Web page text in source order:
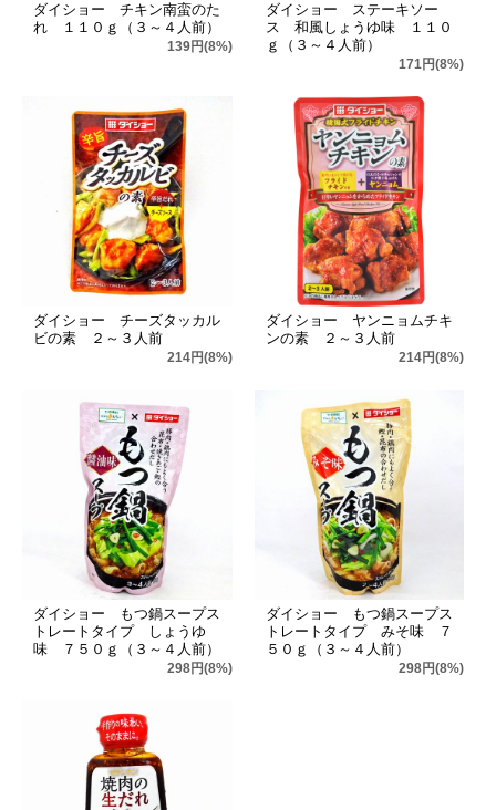
ダイショー チキン南蛮のた
れ １１０ｇ（３～４人前）
139円(8%)
ダイショー ステーキソー
ス 和風しょうゆ味 １１０
ｇ（３～４人前）
171円(8%)
ダイショー チーズタッカル
ビの素 ２～３人前
214円(8%)
ダイショー ヤンニョムチキ
ンの素 ２～３人前
214円(8%)
ダイショー もつ鍋スープス
トレートタイプ しょうゆ
味 ７５０ｇ（３～４人前）
298円(8%)
ダイショー もつ鍋スープス
トレートタイプ みそ味 ７
５０ｇ（３～４人前）
298円(8%)